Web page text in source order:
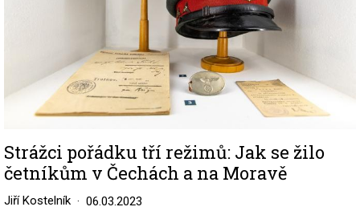
Strážci pořádku tří režimů: Jak se žilo
četníkům v Čechách a na Moravě
Jiří Kostelník 06.03.2023